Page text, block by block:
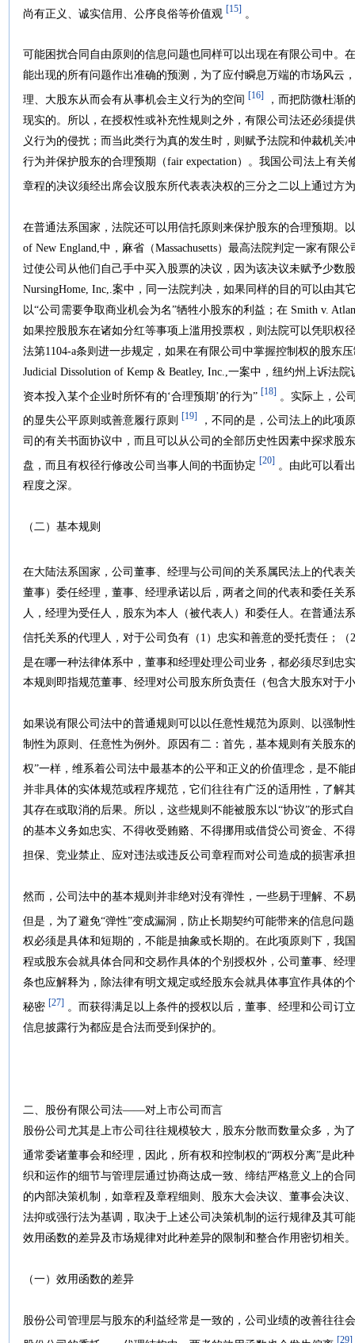
尚有正义、诚实信用、公序良俗等价值观 [15] 。
可能困扰合同自由原则的信息问题也同样可以出现在有限公司中。
能出现的所有问题作出准确的预测，为了应付瞬息万端的市场风云
理、大股东从而会有从事机会主义行为的空间 [16]
，而把防微杜渐
现实的。所以，在授权性或补充性规则之外，有限公司法还必须提
义行为的侵扰；而当此类行为真的发生时，则赋予法院和仲裁机关
行为并保护股东的合理预期（fair expectation）。我国公司法上有
章程的决议须经出席会议股东所代表表决权的三分之二以上通过方
在普通法系国家，法院还可以用信托原则来保护股东的合理预期。以
of New England,中，麻省（Massachusetts）最高法院判定一家有限
过使公司从他们自己手中买入股票的决议，因为该决议未赋予少数
NursingHome, Inc,.案中，同一法院判决，如果同样的目的可以由其
以“公司需要争取商业机会为名”牺牲小股东的利益；在 Smith v.
如果控股股东在诸如分红等事项上滥用投票权，则法院可以凭职权
法第1104-a条则进一步规定，如果在有限公司中掌握控制权的股东
Judicial Dissolution of Kemp & Beatley, Inc.,一案中，纽约州上诉法
资本投入某个企业时所怀有的‘合理预期’的行为” [18] 。实际上，公
的显失公平原则或善意履行原则 [19]
，不同的是，公司法上的此项
司的有关书面协议中，而且可以从公司的全部历史性因素中探求股
盘，而且有权径行修改公司当事人间的书面协定 [20]
。由此可以看
程度之深。
（二）基本规则
在大陆法系国家，公司董事、经理与公司间的关系属民法上的代表
董事）委任经理，董事、经理承诺以后，两者之间的代表和委任关
人，经理为受任人，股东为本人（被代表人）和委任人。在普通法
信托关系的代理人，对于公司负有（1）忠实和善意的受托责任；
是在哪一种法律体系中，董事和经理处理公司业务，都必须尽到忠
本规则即指规范董事、经理对公司股东所负责任（包含大股东对于
如果说有限公司法中的普通规则可以以任意性规范为原则、以强制
制性为原则、任意性为例外。原因有二：首先，基本规则有关股东
权”一样，维系着公司法中最基本的公平和正义的价值理念，是不
并非具体的实体规范或程序规范，它们往往有广泛的适用性，了解
其存在或取消的后果。所以，这些规则不能被股东以“协议”的形式
的基本义务如忠实、不得收受贿赂、不得挪用或借贷公司资金、不
担保、竞业禁止、应对违法或违反公司章程而对公司造成的损害承
然而，公司法中的基本规则并非绝对没有弹性，一些易于理解、不
但是，为了避免“弹性”变成漏洞，防止长期契约可能带来的信息问
权必须是具体和短期的，不能是抽象或长期的。在此项原则下，我
程或股东会就具体合同和交易作具体的个别授权外，公司董事、经
条也应解释为，除法律有明文规定或经股东会就具体事宜作具体的
秘密 [27]
。而获得满足以上条件的授权以后，董事、经理和公司订
信息披露行为都应是合法而受到保护的。
二、股份有限公司法——对上市公司而言
股份公司尤其是上市公司往往规模较大，股东分散而数量众多，为
通常委诸董事会和经理，因此，所有权和控制权的“两权分离”是此
织和运作的细节与管理层通过协商达成一致、缔结严格意义上的合
的内部决策机制，如章程及章程细则、股东大会决议、董事会决议
法抑或强行法为基调，取决于上述公司决策机制的运行规律及其可
效用函数的差异及市场规律对此种差异的限制和整合作用密切相关。
（一）效用函数的差异
股份公司管理层与股东的利益经常是一致的，公司业绩的改善往往
[29]